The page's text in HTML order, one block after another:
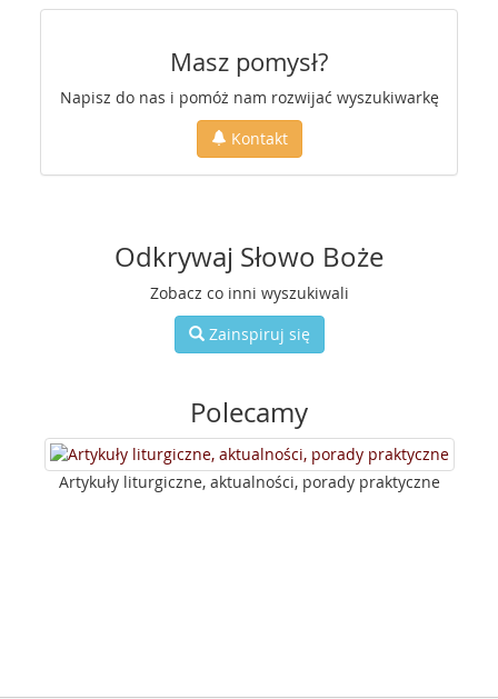
Masz pomysł?
Napisz do nas i pomóż nam rozwijać wyszukiwarkę
Kontakt
Odkrywaj Słowo Boże
Zobacz co inni wyszukiwali
Zainspiruj się
Polecamy
Artykuły liturgiczne, aktualności, porady praktyczne